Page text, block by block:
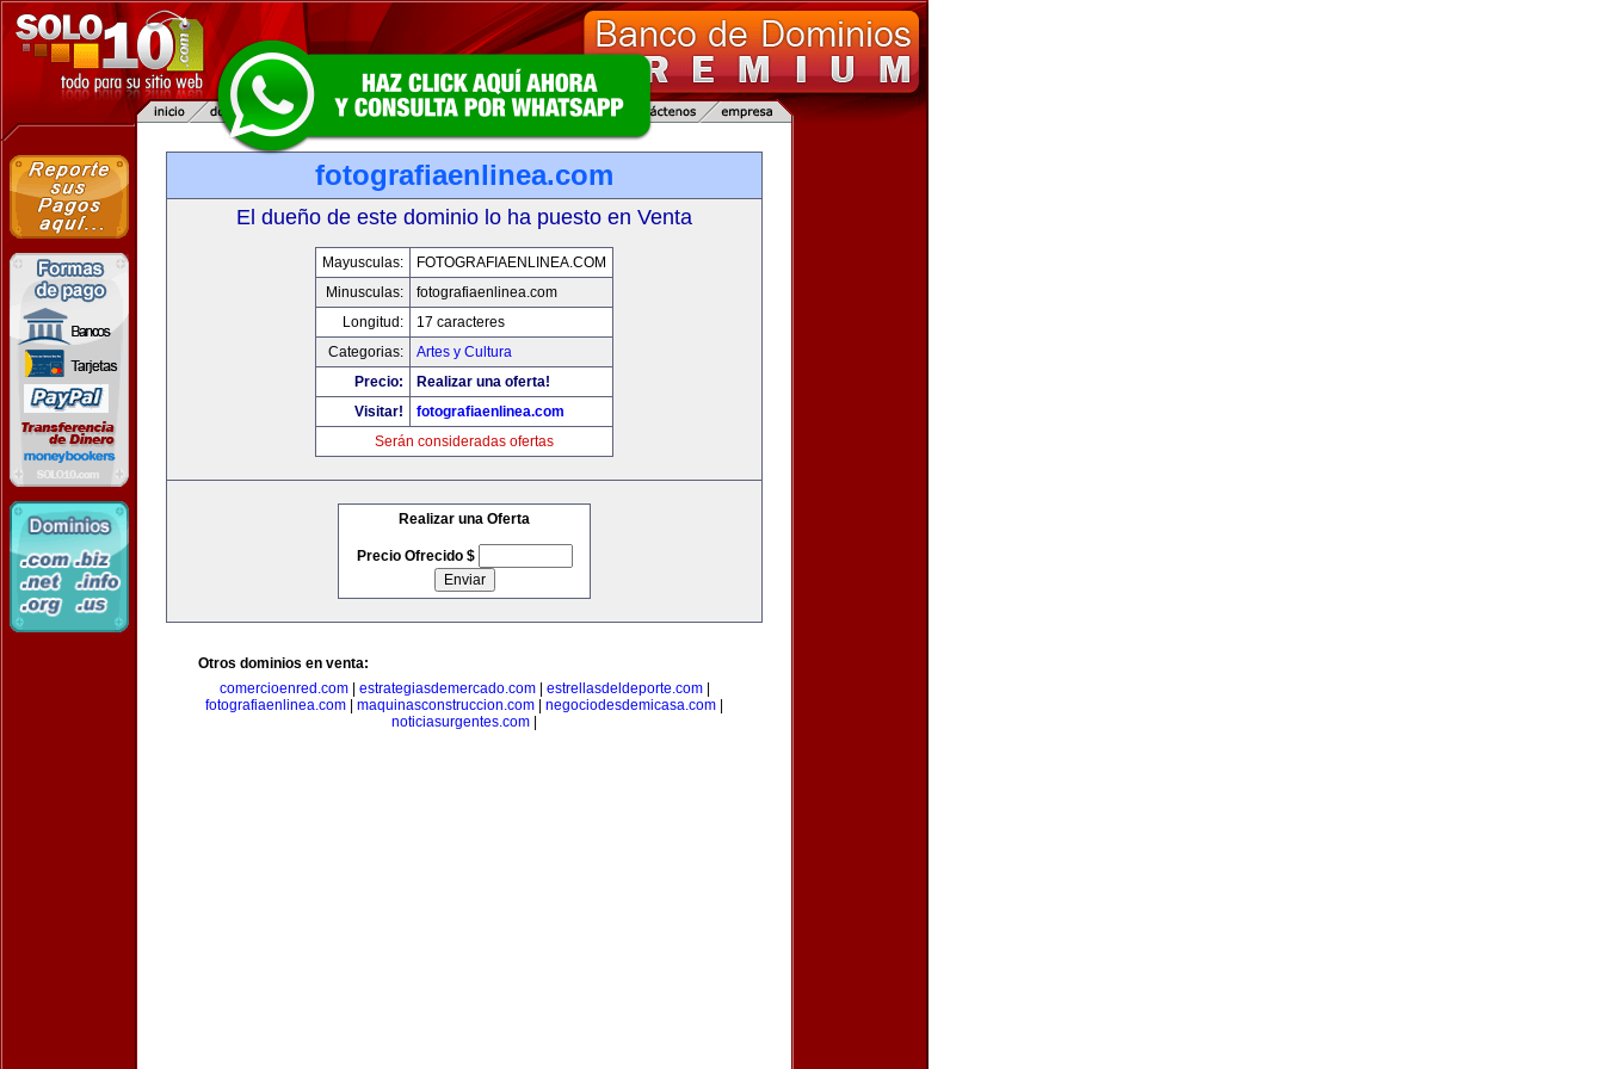
fotografiaenlinea.com
El dueño de este dominio lo ha puesto en Venta
Mayusculas:
FOTOGRAFIAENLINEA.COM
Minusculas:
fotografiaenlinea.com
Longitud:
17 caracteres
Categorias:
Artes y Cultura
Precio:
Realizar una oferta!
Visitar!
fotografiaenlinea.com
Serán consideradas ofertas
Realizar una Oferta
Precio Ofrecido $
Otros dominios en venta:
comercioenred.com| estrategiasdemercado.com| estrellasdeldeporte.com|
fotografiaenlinea.com
maquinasconstruccion.com negociodesdemicasa.com
noticiasurgentes.com